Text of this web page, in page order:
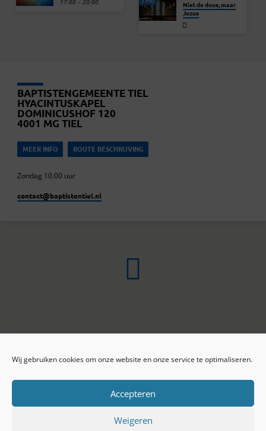
Wij gebruiken cookies om onze website en onze service te optimaliseren.
Accepteren
Weigeren
17:00 – 20:00
Niet de doos, maar
Jezus
BAPTISTENGEMEENTE TIEL
HYACINTUSKAPEL
DOMINICUSHOF 120
4001 MG TIEL
MEER INFO ROUTE BESCHRIJVING
Zondag 10.00 uur
contact​@baptistentiel.nl
ONLINE ARCHIEF
Privacy beleid